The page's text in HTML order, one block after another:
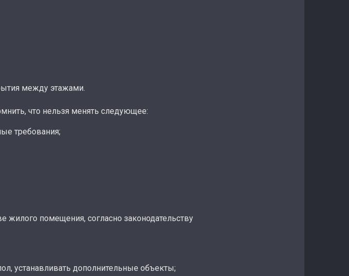
между этажами.
что нельзя менять следующее:
требования;
жилого помещения, согласно законодательству
устанавливать дополнительные объекты;